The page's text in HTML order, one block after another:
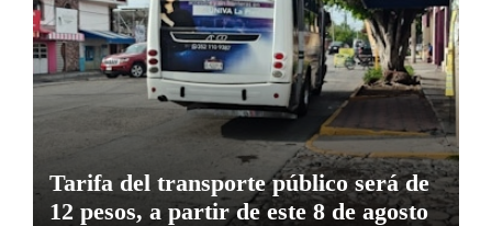
Tarifa del transporte público será de
12 pesos, a partir de este 8 de agosto